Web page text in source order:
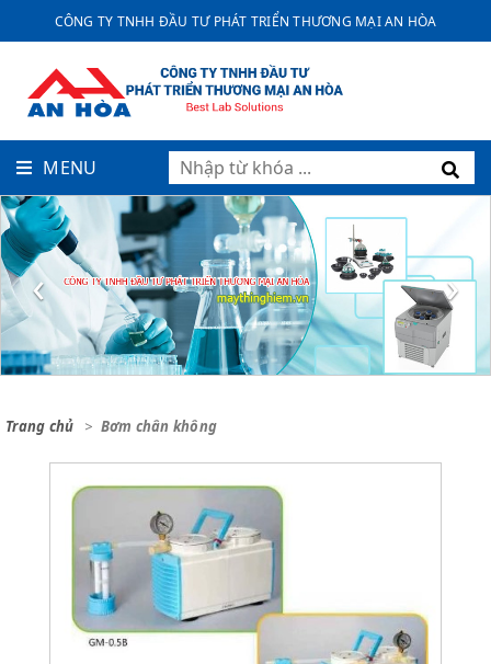
CÔNG TY TNHH ĐẦU TƯ PHÁT TRIỂN THƯƠNG MẠI AN HÒA
MENU
‹ ›
Trang chủ Bơm chân không